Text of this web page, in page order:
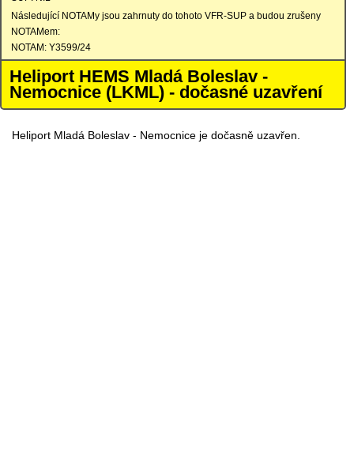
Následující NOTAMy jsou zahrnuty do tohoto VFR-SUP a budou zrušeny
NOTAMem:
NOTAM: Y3599/24
Heliport HEMS Mladá Boleslav -
Nemocnice (LKML) - dočasné uzavření
Heliport Mladá Boleslav - Nemocnice je dočasně uzavřen.